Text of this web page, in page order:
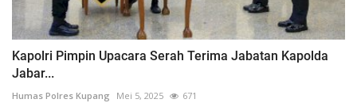
Kapolri Pimpin Upacara Serah Terima Jabatan Kapolda
Jabar...
Humas Polres Kupang Mei 5, 2025 671